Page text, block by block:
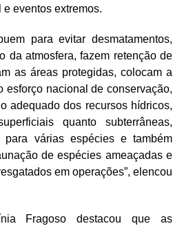
eventos extremos.
para evitar desmatamentos,
da atmosfera, fazem retenção de
as áreas protegidas, colocam a
esforço nacional de conservação,
adequado dos recursos hídricos,
quanto subterrâneas,
para várias espécies e também
de espécies ameaçadas e
em operações”, elencou
Fragoso destacou que as